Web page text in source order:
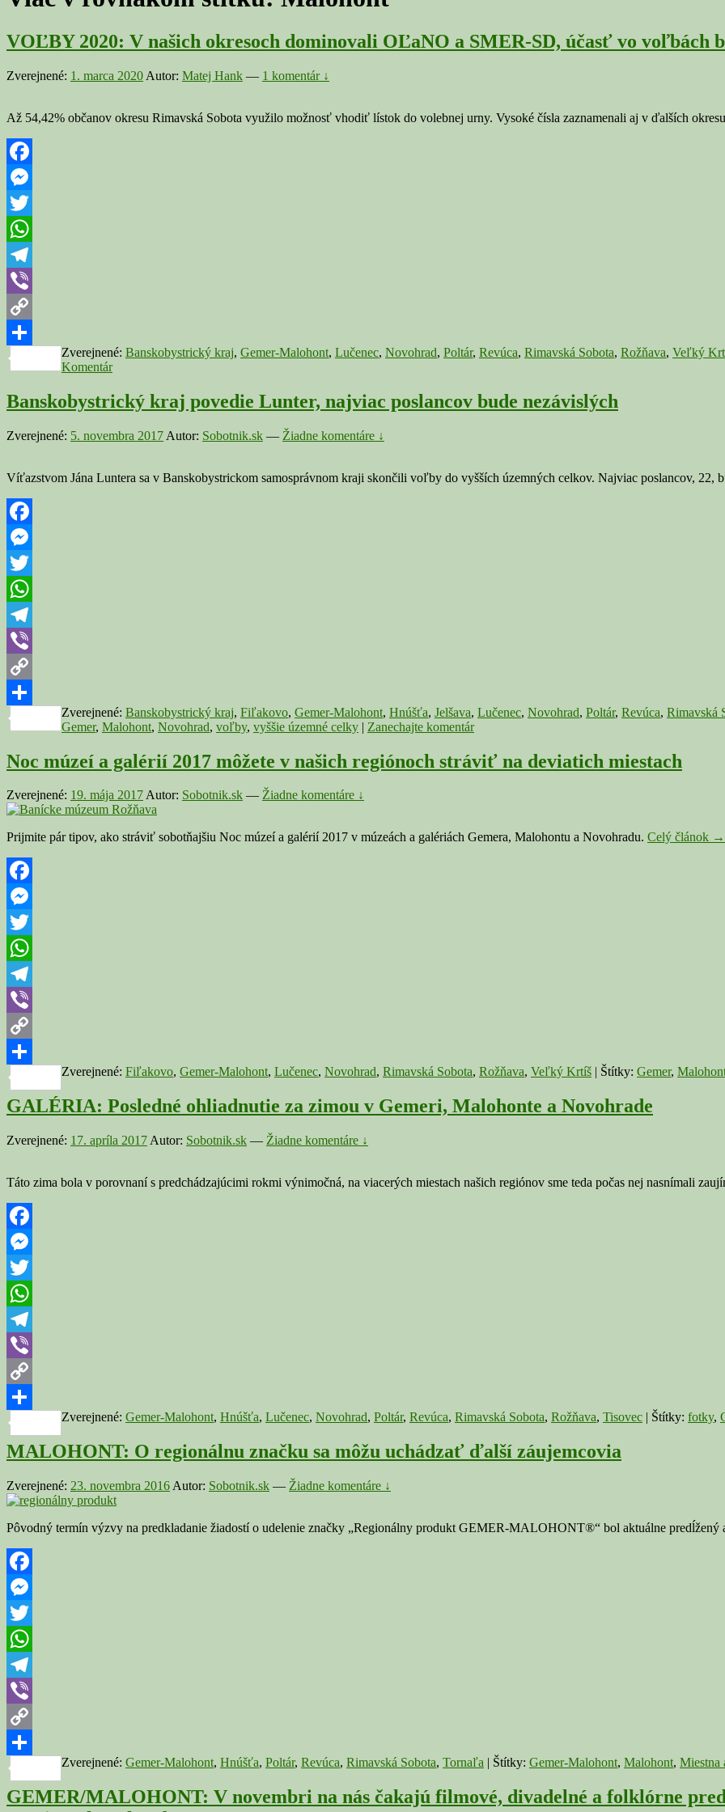
VOĽBY 2020: V našich okresoch dominovali OĽaNO a SMER-SD, účasť vo voľbách
Zverejnené: 1. marca 2020 Autor: Matej Hank — 1 komentár ↓
Až 54,42% občanov okresu Rimavská Sobota využilo možnosť vhodiť lístok do volebnej urny. Vysoké čísla zaznamenali aj v ďalších
Facebook
Messenger
Twitter
WhatsApp
Telegram
Viber
Copy
Link
Share
Zverejnené: Banskobystrický kraj, Gemer-Malohont, Lučenec, Novohrad, Poltár, Revúca, Rimavská Sobota, Rožňava, Veľký
Komentár
Banskobystrický kraj povedie Lunter, najviac poslancov bude nezávislých
Zverejnené: 5. novembra 2017 Autor: Sobotnik.sk — Žiadne komentáre ↓
Víťazstvom Jána Luntera sa v Banskobystrickom samosprávnom kraji skončili voľby do vyšších územných celkov. Najviac poslancov, 22,
Facebook
Messenger
Twitter
WhatsApp
Telegram
Viber
Copy
Link
Share
Zverejnené: Banskobystrický kraj, Fiľakovo, Gemer-Malohont, Hnúšťa, Jelšava, Lučenec, Novohrad, Poltár, Revúca, Rimavská
Gemer, Malohont, Novohrad, voľby, vyššie územné celky | Zanechajte komentár
Noc múzeí a galérií 2017 môžete v našich regiónoch stráviť na deviatich miestach
Zverejnené: 19. mája 2017Autor: Sobotnik.sk — Žiadne komentáre ↓
Prijmite pár tipov, ako stráviť sobotňajšiu Noc múzeí a galérií 2017 v múzeách a galériách Gemera, Malohontu a Novohradu. Celý článok →
Facebook
Messenger
Twitter
WhatsApp
Telegram
Viber
Copy
Link
Share
Zverejnené: Fiľakovo, Gemer-Malohont, Lučenec, Novohrad, Rimavská Sobota, Rožňava, Veľký Krtíš | Štítky: Gemer,
GALÉRIA: Posledné ohliadnutie za zimou v Gemeri, Malohonte a Novohrade
Zverejnené: 17. apríla 2017 Autor: Sobotnik.sk — Žiadne komentáre ↓
Táto zima bola v porovnaní s predchádzajúcimi rokmi výnimočná, na viacerých miestach našich regiónov sme teda počas nej nasnímali
Facebook
Messenger
Twitter
WhatsApp
Telegram
Viber
Copy
Link
Share
Zverejnené: Gemer-Malohont, Hnúšťa, Lučenec, Novohrad, Poltár, Revúca, Rimavská Sobota, Rožňava, Tisovec | Štítky: fotky,
MALOHONT: O regionálnu značku sa môžu uchádzať ďalší záujemcovia
Zverejnené: 23. novembra 2016 Autor: Sobotnik.sk — Žiadne komentáre ↓
Pôvodný termín výzvy na predkladanie žiadostí o udelenie značky „Regionálny produkt GEMER-MALOHONT®“ bol aktuálne predĺžený
Facebook
Messenger
Twitter
WhatsApp
Telegram
Viber
Copy
Link
Share
Zverejnené: Gemer-Malohont, Hnúšťa, Poltár, Revúca, Rimavská Sobota, Tornaľa | Štítky: Gemer-Malohont, Malohont, Miestna
GEMER/MALOHONT: V novembri na nás čakajú filmové, divadelné a folklórne